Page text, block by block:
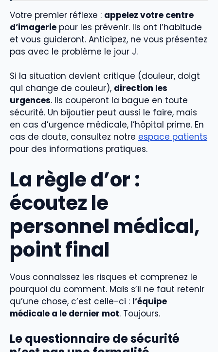
Votre premier réflexe : appelez votre centre
d’imagerie pour les prévenir. Ils ont l’habitude
et vous guideront. Anticipez, ne vous présentez
pas avec le problème le jour J.
Si la situation devient critique (douleur, doigt
qui change de couleur), direction les
urgences. Ils couperont la bague en toute
sécurité. Un bijoutier peut aussi le faire, mais
en cas d’urgence médicale, l’hôpital prime. En
cas de doute, consultez notre espace patients
pour des informations pratiques.
La règle d’or :
écoutez le
personnel médical,
point final
Vous connaissez les risques et comprenez le
pourquoi du comment. Mais s’il ne faut retenir
qu’une chose, c’est celle-ci : l’équipe
médicale a le dernier mot. Toujours.
Le questionnaire de sécurité